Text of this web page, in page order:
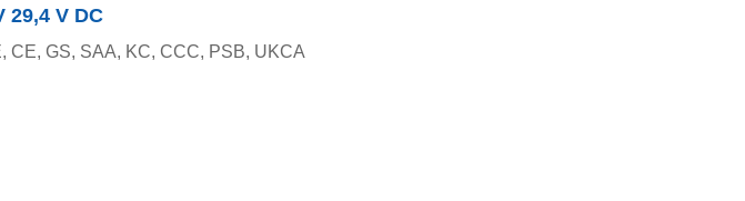
29,4 V DC
CE, GS, SAA, KC, CCC, PSB, UKCA